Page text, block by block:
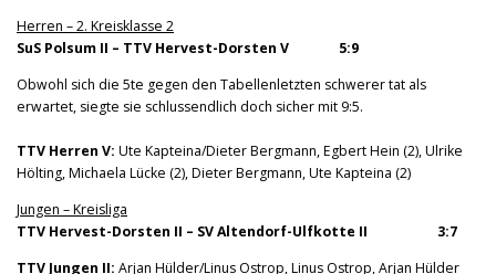
Herren – 2. Kreisklasse 2
SuS Polsum II – TTV Hervest-Dorsten V 5:9
Obwohl sich die 5te gegen den Tabellenletzten schwerer tat als
erwartet, siegte sie schlussendlich doch sicher mit 9:5.
TTV Herren V: Ute Kapteina/Dieter Bergmann, Egbert Hein (2), Ulrike
Hölting, Michaela Lücke (2), Dieter Bergmann, Ute Kapteina (2)
Jungen – Kreisliga
TTV Hervest-Dorsten II – SV Altendorf-Ulfkotte II 3:7
TTV Jungen II: Arjan Hülder/Linus Ostrop, Linus Ostrop, Arjan Hülder